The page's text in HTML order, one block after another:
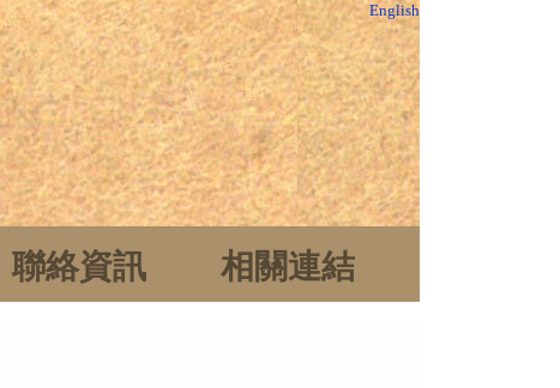
English
聯絡資訊 相關連結